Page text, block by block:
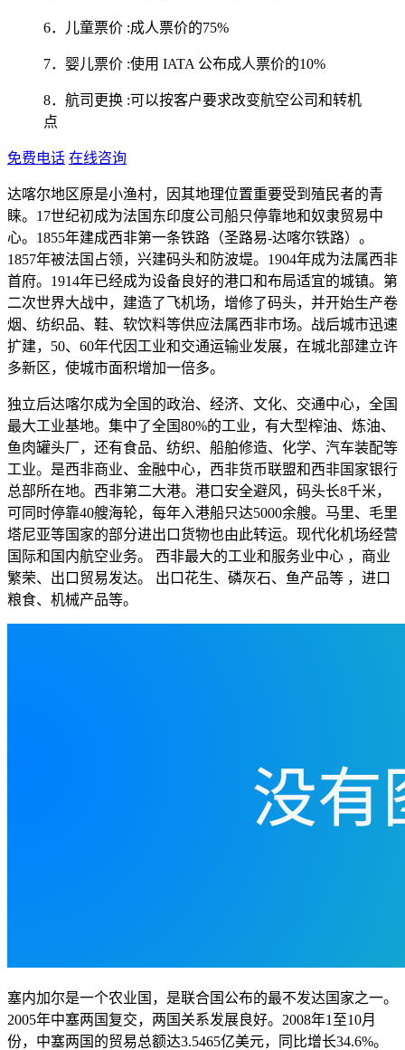
6．儿童票价 :成人票价的75%
7．婴儿票价 :使用 IATA 公布成人票价的10%
8．航司更换 :可以按客户要求改变航空公司和转机
点
免费电话 在线咨询
达喀尔地区原是小渔村，因其地理位置重要受到殖民者的青
睐。17世纪初成为法国东印度公司船只停靠地和奴隶贸易中
心。1855年建成西非第一条铁路（圣路易-达喀尔铁路）。
1857年被法国占领，兴建码头和防波堤。1904年成为法属西非
首府。1914年已经成为设备良好的港口和布局适宜的城镇。第
二次世界大战中，建造了飞机场，增修了码头，并开始生产卷
烟、纺织品、鞋、软饮料等供应法属西非市场。战后城市迅速
扩建，50、60年代因工业和交通运输业发展，在城北部建立许
多新区，使城市面积增加一倍多。
独立后达喀尔成为全国的政治、经济、文化、交通中心，全国
最大工业基地。集中了全国80%的工业，有大型榨油、炼油、
鱼肉罐头厂，还有食品、纺织、船舶修造、化学、汽车装配等
工业。是西非商业、金融中心，西非货币联盟和西非国家银行
总部所在地。西非第二大港。港口安全避风，码头长8千米，
可同时停靠40艘海轮，每年入港船只达5000余艘。马里、毛里
塔尼亚等国家的部分进出口货物也由此转运。现代化机场经营
国际和国内航空业务。 西非最大的工业和服务业中心 ，商业
繁荣、出口贸易发达。 出口花生、磷灰石、鱼产品等 ，进口
粮食、机械产品等。
塞内加尔是一个农业国，是联合国公布的最不发达国家之一。
2005年中塞两国复交，两国关系发展良好。2008年1至10月
份，中塞两国的贸易总额达3.5465亿美元，同比增长34.6%。